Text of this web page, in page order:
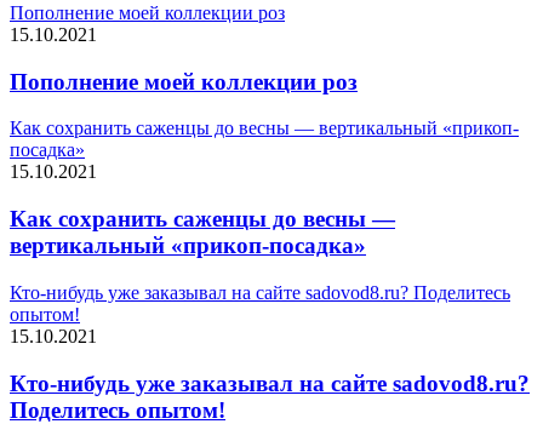
Пополнение моей коллекции роз
15.10.2021
Пополнение моей коллекции роз
Как сохранить саженцы до весны — вертикальный «прикоп-
посадка»
15.10.2021
Как сохранить саженцы до весны —
вертикальный «прикоп-посадка»
Кто-нибудь уже заказывал на сайте sadovod8.ru? Поделитесь
опытом!
15.10.2021
Кто-нибудь уже заказывал на сайте sadovod8.ru?
Поделитесь опытом!